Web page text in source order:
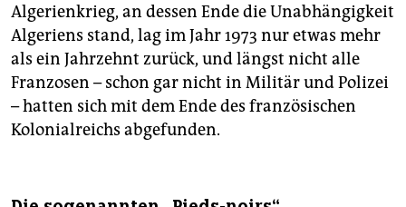
Algerienkrieg, an dessen Ende die Unabhängigkeit
Algeriens stand, lag im Jahr 1973 nur etwas mehr
als ein Jahrzehnt zurück, und längst nicht alle
Franzosen – schon gar nicht in Militär und Polizei
– hatten sich mit dem Ende des französischen
Kolonialreichs abgefunden.